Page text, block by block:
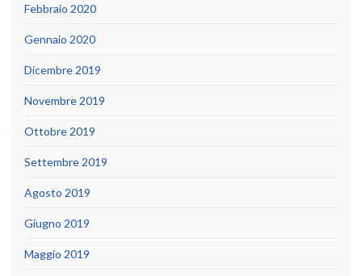
Febbraio 2020
Gennaio 2020
Dicembre 2019
Novembre 2019
Ottobre 2019
Settembre 2019
Agosto 2019
Giugno 2019
Maggio 2019